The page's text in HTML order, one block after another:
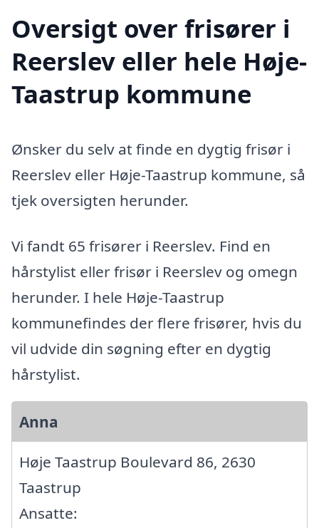
Oversigt over frisører i
Reerslev eller hele Høje-
Taastrup kommune
Ønsker du selv at finde en dygtig frisør i
Reerslev eller Høje-Taastrup kommune, så
tjek oversigten herunder.
Vi fandt 65 frisører i Reerslev. Find en
hårstylist eller frisør i Reerslev og omegn
herunder. I hele Høje-Taastrup
kommunefindes der flere frisører, hvis du
vil udvide din søgning efter en dygtig
hårstylist.
Anna
Høje Taastrup Boulevard 86, 2630
Taastrup
Ansatte: